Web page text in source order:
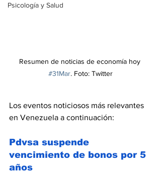
Psicología y Salud
Resumen de noticias de economía hoy
#31Mar. Foto: Twitter
Los eventos noticiosos más relevantes
en Venezuela a continuación:
Pdvsa suspende
vencimiento de bonos por 5
años